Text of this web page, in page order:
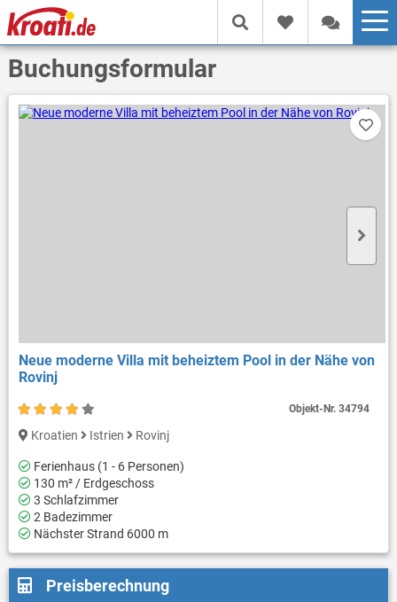
Buchungsformular
Neue moderne Villa mit beheiztem Pool in der Nähe von
Rovinj
Kroatien Istrien Rovinj
Ferienhaus (1 - 6 Personen)
130 m² / Erdgeschoss
3 Schlafzimmer
2 Badezimmer
Nächster Strand 6000 m
Objekt-Nr. 34794
Preisberechnung